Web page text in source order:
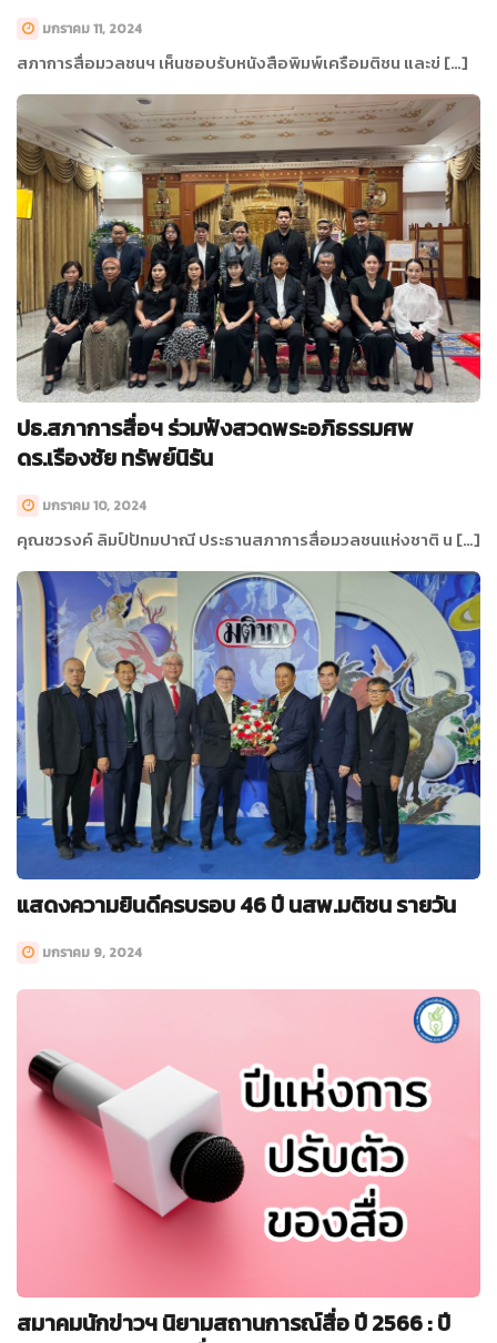
มกราคม 11, 2024
สภาการสื่อมวลชนฯ เห็นชอบรับหนังสือพิมพ์เครือมติชน และข่ […]
ปธ.สภาการสื่อฯ ร่วมฟังสวดพระอภิธรรมศพ
ดร.เรืองชัย ทรัพย์นิรัน
มกราคม 10, 2024
คุณชวรงค์ ลิมป์ปัทมปาณี ประธานสภาการสื่อมวลชนแห่งชาติ น […]
แสดงความยินดีครบรอบ 46 ปี นสพ.มติชน รายวัน
มกราคม 9, 2024
สมาคมนักข่าวฯ นิยามสถานการณ์สื่อ ปี 2566 : ปี